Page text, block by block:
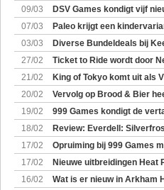
09/03
DSV Games kondigt vijf
07/03
Paleo krijgt een
03/03
Diverse Bundeldeals bij
27/02
Ticket to Ride wordt door
21/02
King of Tokyo komt uit als
20/02
Vervolg op Brood & Bier
19/02
999 Games kondigt de
18/02
Review: Everdell:
17/02
Opruiming bij 999 Games
17/02
Nieuwe uitbreidingen Heat
16/02
Wat is er nieuw in Arkham